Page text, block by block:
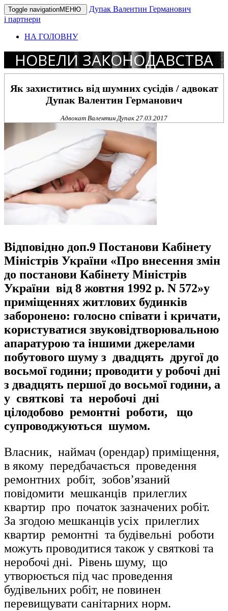
Toggle navigationМЕНЮ
Дупак Валентин Германович
і партнери
НА ГОЛОВНУ
НОВЕЛИ ЗАКОНОДАВСТВА
Як захиститись від шумних сусідів / адвокат
Дупак Валентин Германович
Адвокат Валентин Дупак 27.03.2017
Відповідно доп.9 Постанови Кабінету
Міністрів України «Про внесення змін
до постанови Кабінету Міністрів
України від 8 жовтня 1992 р. N 572»у
приміщеннях житлових будинків
заборонено: голосно співати і кричати,
користуватися звуковідтворювальною
апаратурою та іншими джерелами
побутового шуму з двадцять другої до
восьмої години; проводити у робочі дні
з двадцять першої до восьмої години, а
у святкові та неробочі дні
цілодобово ремонтні роботи, що
супроводжуються шумом.
Власник, наймач (орендар) приміщення,
в якому передбачається проведення
ремонтних робіт, зобов’язаний
повідомити мешканців прилеглих
квартир про початок зазначених робіт.
За згодою мешканців усіх прилеглих
квартир ремонтні та будівельні роботи
можуть проводитися також у святкові та
неробочі дні. Рівень шуму, що
утворюється під час проведення
будівельних робіт, не повинен
перевищувати санітарних норм.